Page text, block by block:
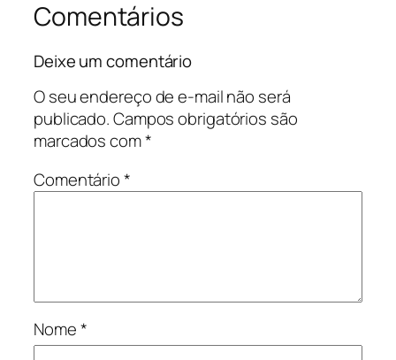
Comentários
Deixe um comentário
O seu endereço de e-mail não será
publicado.Campos obrigatórios são
marcados com*
Comentário*
Nome*